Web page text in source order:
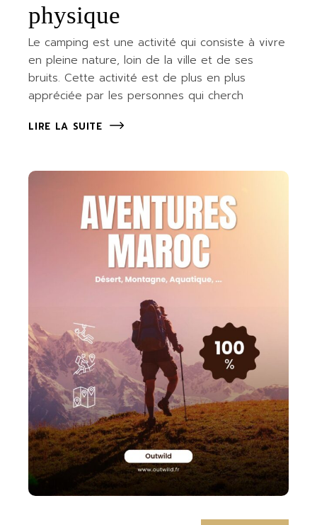
physique
Le camping est une activité qui consiste à vivre
en pleine nature, loin de la ville et de ses
bruits. Cette activité est de plus en plus
appréciée par les personnes qui cherch
LIRE LA SUITE